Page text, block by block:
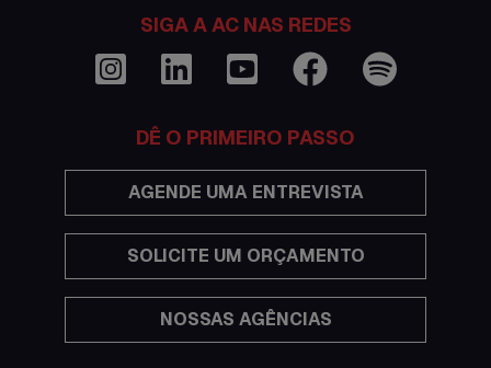
Curso de inglês no exterior
Dicas
Economia
Estudar no exterior
Eventos
SIGA A AC NAS REDES
DÊ O PRIMEIRO PASSO
AGENDE UMA ENTREVISTA
SOLICITE UM ORÇAMENTO
NOSSAS AGÊNCIAS